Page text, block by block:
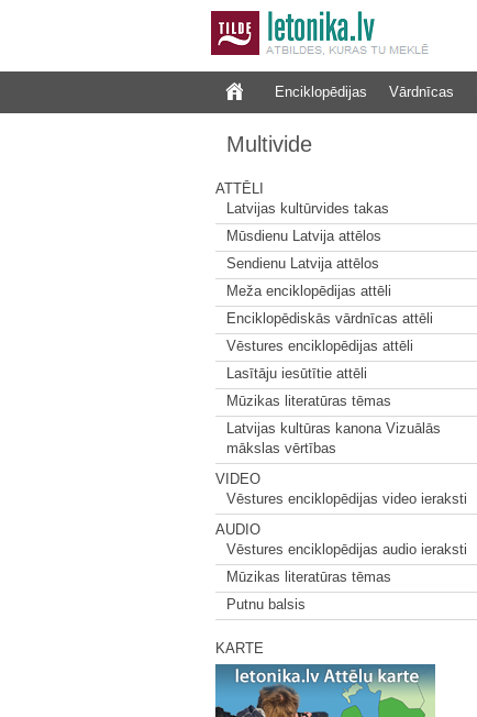
Enciklopēdijas Vārdnīcas
Multivide
ATTĒLI
Latvijas kultūrvides takas
Mūsdienu Latvija attēlos
Sendienu Latvija attēlos
Meža enciklopēdijas attēli
Enciklopēdiskās vārdnīcas attēli
Vēstures enciklopēdijas attēli
Lasītāju iesūtītie attēli
Mūzikas literatūras tēmas
Latvijas kultūras kanona Vizuālās
mākslas vērtības
VIDEO
Vēstures enciklopēdijas video ieraksti
AUDIO
Vēstures enciklopēdijas audio ieraksti
Mūzikas literatūras tēmas
Putnu balsis
KARTE